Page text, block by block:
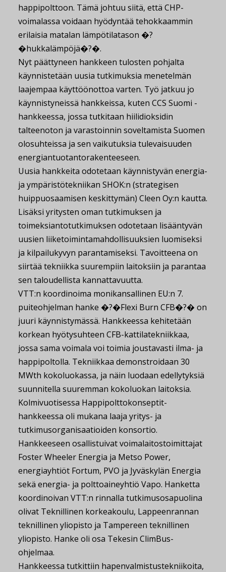
happipolttoon. Tämä johtuu siitä, että CHP-
voimalassa voidaan hyödyntää tehokkaammin
erilaisia matalan lämpötilatason �?
�hukkalämpöjä�?�.
Nyt päättyneen hankkeen tulosten pohjalta
käynnistetään uusia tutkimuksia menetelmän
laajempaa käyttöönottoa varten. Työ jatkuu jo
käynnistyneissä hankkeissa, kuten CCS Suomi -
hankkeessa, jossa tutkitaan hiilidioksidin
talteenoton ja varastoinnin soveltamista Suomen
olosuhteissa ja sen vaikutuksia tulevaisuuden
energiantuotantorakenteeseen.
Uusia hankkeita odotetaan käynnistyvän energia-
ja ympäristötekniikan SHOK:n (strategisen
huippuosaamisen keskittymän) Cleen Oy:n kautta.
Lisäksi yritysten oman tutkimuksen ja
toimeksiantotutkimuksen odotetaan lisääntyvän
uusien liiketoimintamahdollisuuksien luomiseksi
ja kilpailukyvyn parantamiseksi. Tavoitteena on
siirtää tekniikka suurempiin laitoksiin ja parantaa
sen taloudellista kannattavuutta.
VTT:n koordinoima monikansallinen EU:n 7.
puiteohjelman hanke �?�Flexi Burn CFB�?� on
juuri käynnistymässä. Hankkeessa kehitetään
korkean hyötysuhteen CFB-kattilatekniikkaa,
jossa sama voimala voi toimia joustavasti ilma- ja
happipoltolla. Tekniikkaa demonstroidaan 30
MWth kokoluokassa, ja näin luodaan edellytyksiä
suunnitella suuremman kokoluokan laitoksia.
Kolmivuotisessa Happipolttokonseptit-
hankkeessa oli mukana laaja yritys- ja
tutkimusorganisaatioiden konsortio.
Hankkeeseen osallistuivat voimalaitostoimittajat
Foster Wheeler Energia ja Metso Power,
energiayhtiöt Fortum, PVO ja Jyväskylän Energia
sekä energia- ja polttoaineyhtiö Vapo. Hanketta
koordinoivan VTT:n rinnalla tutkimusosapuolina
olivat Teknillinen korkeakoulu, Lappeenrannan
teknillinen yliopisto ja Tampereen teknillinen
yliopisto. Hanke oli osa Tekesin ClimBus-
ohjelmaa.
Hankkeessa tutkittiin hapenvalmistustekniikoita,